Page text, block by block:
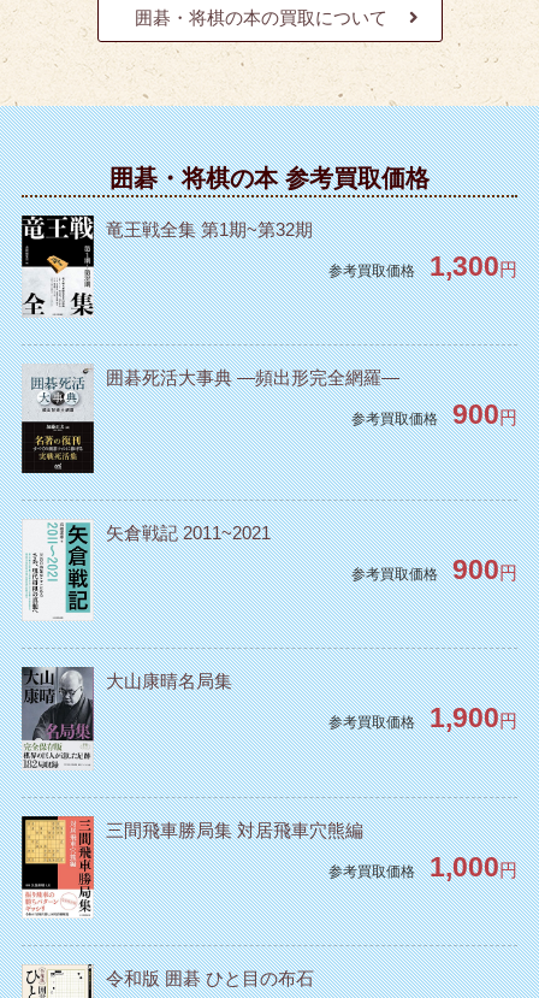
囲碁・将棋の本の買取について
囲碁・将棋の本 参考買取価格
竜王戦全集 第1期~第32期
参考買取価格 1,300円
囲碁死活大事典 ―頻出形完全網羅―
参考買取価格 900円
矢倉戦記 2011~2021
参考買取価格 900円
大山康晴名局集
参考買取価格 1,900円
三間飛車勝局集 対居飛車穴熊編
参考買取価格 1,000円
令和版 囲碁 ひと目の布石